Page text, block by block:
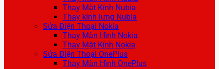
Thay Mặt Kính Nubia
Thay kính lưng Nubia
Sửa Điện Thoại Nokia
Thay Màn Hình Nokia
Thay Mặt Kính Nokia
Sửa Điện Thoại OnePlus
Thay Màn Hình OnePlus